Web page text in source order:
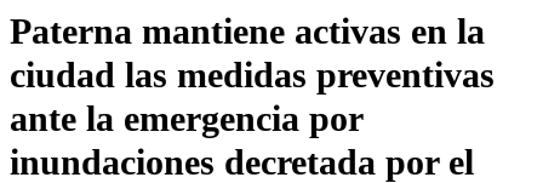
Paterna mantiene activas en la
ciudad las medidas preventivas
ante la emergencia por
inundaciones decretada por el